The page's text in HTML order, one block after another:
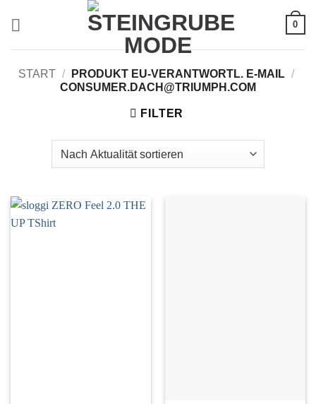
0
START / PRODUKT EU-VERANTWORTL. E-MAIL /
CONSUMER.DACH@TRIUMPH.COM
FILTER